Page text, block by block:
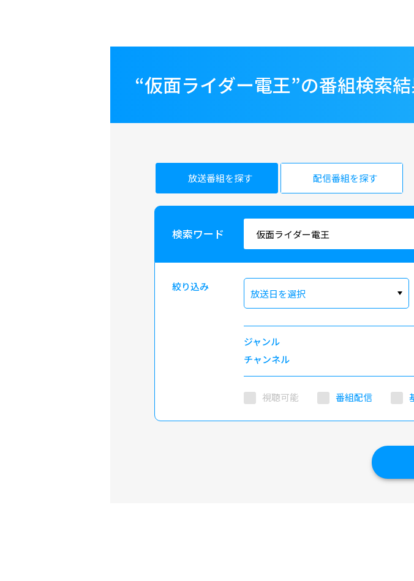
“仮面ライダー電王”の番組検索結
放送番組を探す 配信番組を探す
検索ワード
絞り込み
放送日を選択
ジャンル
チャンネル
視聴可能 番組配信